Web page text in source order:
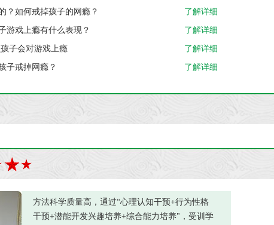
？如何戒掉孩子的网瘾？ 了解详细
游戏上瘾有什么表现？ 了解详细
子会对游戏上瘾 了解详细
子戒掉网瘾？ 了解详细
方法科学质量高，通过“心理认知干预+行为性格
干预+潜能开发兴趣培养+综合能力培养"，受训学